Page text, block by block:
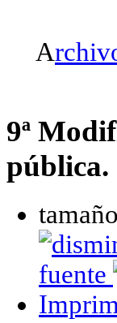
A
9ª
pública.
fuente